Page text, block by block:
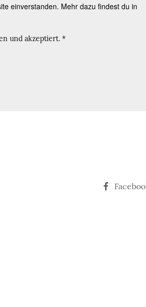
einverstanden. Mehr dazu findest du in
und akzeptiert. *